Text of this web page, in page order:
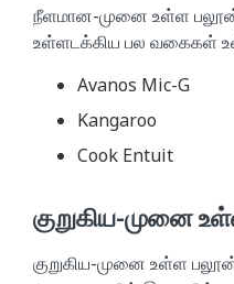
நீளமான-முனை உள்ள
உள்ளடக்கிய பல வகைகள்
Avanos Mic-G
Kangaroo
Cook Entuit
குறுகிய-முனை
குறுகிய-முனை உள்ள